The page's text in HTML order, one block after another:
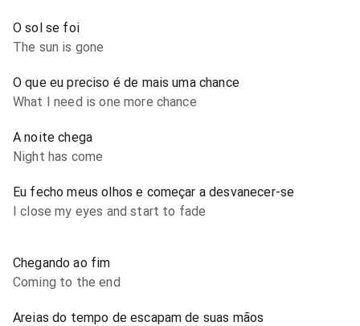
O sol se foi
The sun is gone
O que eu preciso é de mais uma chance
What I need is one more chance
A noite chega
Night has come
Eu fecho meus olhos e começar a desvanecer-se
I close my eyes and start to fade
Chegando ao fim
Coming to the end
Areias do tempo de escapam de suas mãos